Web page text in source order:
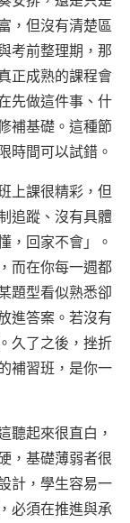
，但沒有清楚區
考前整理期，那
正成熟的課程會
先做這件事、什
補基礎。這種節
時間可以試錯。
上課很精彩，但
追蹤、沒有具體
，回家不會」。
而在你每一週都
題型看似熟悉卻
進答案。若沒有
久了之後，挫折
補習班，是你一
聽起來很直白，
，基礎薄弱者很
計，學生容易一
必須在推進與承